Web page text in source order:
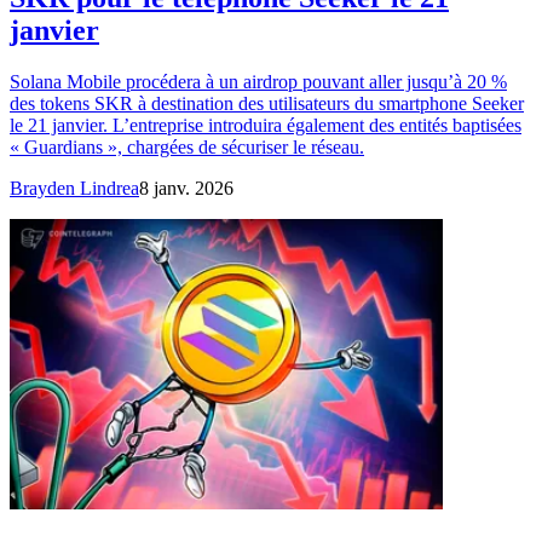
janvier
Solana Mobile procédera à un airdrop pouvant aller jusqu’à 20 %
des tokens SKR à destination des utilisateurs du smartphone Seeker
le 21 janvier. L’entreprise introduira également des entités baptisées
« Guardians », chargées de sécuriser le réseau.
Brayden Lindrea8 janv. 2026